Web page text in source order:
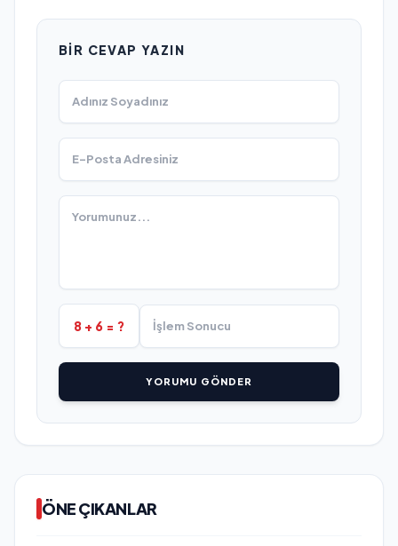
BIR CEVAP YAZIN
8 + 6 = ?
YORUMU GÖNDER
ÖNE ÇIKANLAR